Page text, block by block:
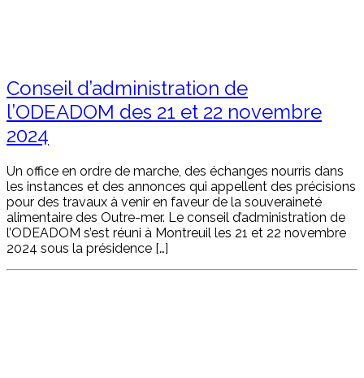
Conseil d’administration de
l’ODEADOM des 21 et 22 novembre
2024
Un office en ordre de marche, des échanges nourris dans
les instances et des annonces qui appellent des précisions
pour des travaux à venir en faveur de la souveraineté
alimentaire des Outre-mer. Le conseil d’administration de
l’ODEADOM s’est réuni à Montreuil les 21 et 22 novembre
2024 sous la présidence […]